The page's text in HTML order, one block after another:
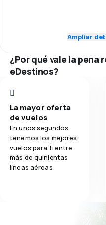
Red de conexiones
Comodidad de viaje
Transporte de equipaje
Ampliar
¿Por qué vale la pena
eDestinos?
La mayor oferta
de vuelos
En unos segundos
tenemos los mejores
vuelos para ti entre
más de quinientas
líneas aéreas.